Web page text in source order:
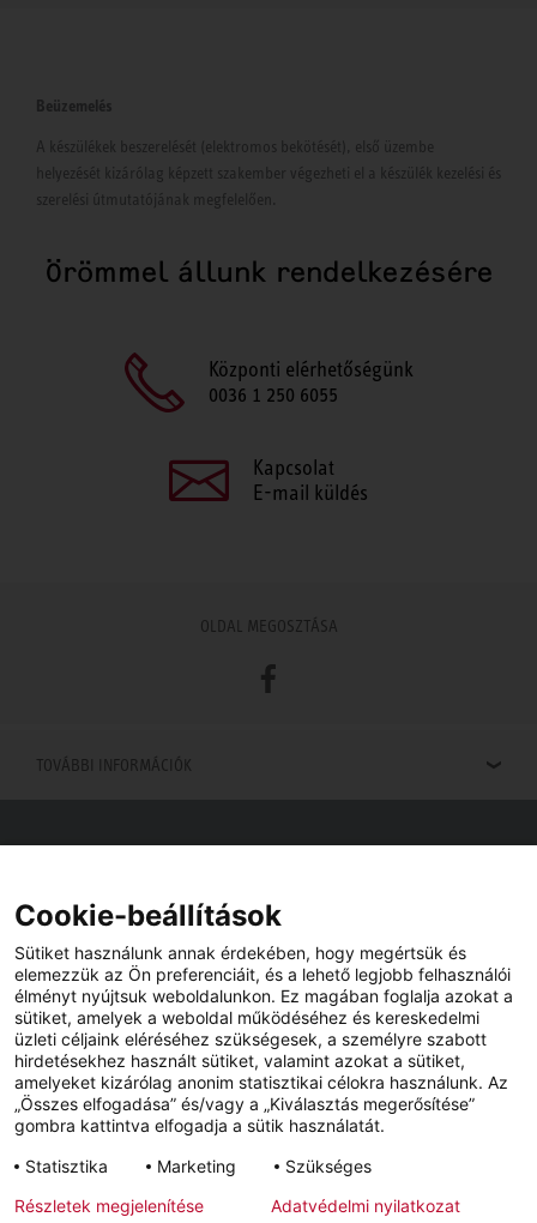
Beüzemelés
A készülékek beszerelését (elektromos bekötését), első üzembe
helyezését kizárólag képzett szakember végezheti el a készülék kezelési és
szerelési útmutatójának megfelelően.
Örömmel állunk rendelkezésére
Központi elérhetőségünk
0036 1 250 6055
Kapcsolat
E-mail küldés
OLDAL MEGOSZTÁSA
Facebook
TOVÁBBI INFORMÁCIÓK
Viszonteladót keres az Ön közelében? Nem probléma.
YouTube Facebook
Cookie-beállítások
Sütiket használunk annak érdekében, hogy megértsük és
elemezzük az Ön preferenciáit, és a lehető legjobb felhasználói
élményt nyújtsuk weboldalunkon. Ez magában foglalja azokat a
sütiket, amelyek a weboldal működéséhez és kereskedelmi
üzleti céljaink eléréséhez szükségesek, a személyre szabott
hirdetésekhez használt sütiket, valamint azokat a sütiket,
amelyeket kizárólag anonim statisztikai célokra használunk. Az
„Összes elfogadása” és/vagy a „Kiválasztás megerősítése”
gombra kattintva elfogadja a sütik használatát.
Statisztika
Marketing
Szükséges
Részletek megjelenítése
Adatvédelmi nyilatkozat